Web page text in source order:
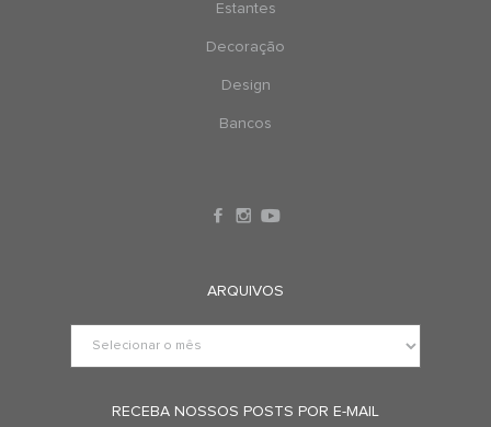
Estantes
Decoração
Design
Bancos
ARQUIVOS
RECEBA NOSSOS POSTS POR E-MAIL